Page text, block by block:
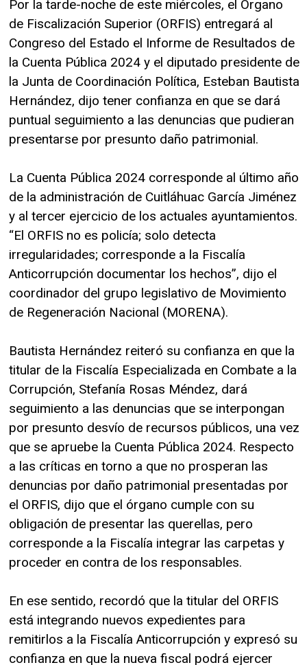
Por la tarde-noche de este miércoles, el Órgano
de Fiscalización Superior (ORFIS) entregará al
Congreso del Estado el Informe de Resultados de
la Cuenta Pública 2024 y el diputado presidente de
la Junta de Coordinación Política, Esteban Bautista
Hernández, dijo tener confianza en que se dará
puntual seguimiento a las denuncias que pudieran
presentarse por presunto daño patrimonial.
La Cuenta Pública 2024 corresponde al último año
de la administración de Cuitláhuac García Jiménez
y al tercer ejercicio de los actuales ayuntamientos.
“El ORFIS no es policía; solo detecta
irregularidades; corresponde a la Fiscalía
Anticorrupción documentar los hechos”, dijo el
coordinador del grupo legislativo de Movimiento
de Regeneración Nacional (MORENA).
Bautista Hernández reiteró su confianza en que la
titular de la Fiscalía Especializada en Combate a la
Corrupción, Stefanía Rosas Méndez, dará
seguimiento a las denuncias que se interpongan
por presunto desvío de recursos públicos, una vez
que se apruebe la Cuenta Pública 2024. Respecto
a las críticas en torno a que no prosperan las
denuncias por daño patrimonial presentadas por
el ORFIS, dijo que el órgano cumple con su
obligación de presentar las querellas, pero
corresponde a la Fiscalía integrar las carpetas y
proceder en contra de los responsables.
En ese sentido, recordó que la titular del ORFIS
está integrando nuevos expedientes para
remitirlos a la Fiscalía Anticorrupción y expresó su
confianza en que la nueva fiscal podrá ejercer